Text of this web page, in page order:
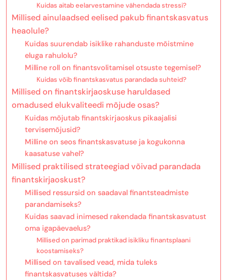
Kuidas aitab eelarvestamine vähendada stressi?
Millised ainulaadsed eelised pakub finantskasvatus
heaolule?
Kuidas suurendab isiklike rahanduste mõistmine
eluga rahulolu?
Milline roll on finantsvolitamisel otsuste tegemisel?
Kuidas võib finantskasvatus parandada suhteid?
Millised on finantskirjaoskuse haruldased
omadused elukvaliteedi mõjude osas?
Kuidas mõjutab finantskirjaoskus pikaajalisi
tervisemõjusid?
Milline on seos finantskasvatuse ja kogukonna
kaasatuse vahel?
Millised praktilised strateegiad võivad parandada
finantskirjaoskust?
Millised ressursid on saadaval finantsteadmiste
parandamiseks?
Kuidas saavad inimesed rakendada finantskasvatust
oma igapäevaelus?
Millised on parimad praktikad isikliku finantsplaani
koostamiseks?
Millised on tavalised vead, mida tuleks
finantskasvatuses vältida?